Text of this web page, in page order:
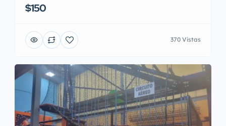
$150
370 Vistas